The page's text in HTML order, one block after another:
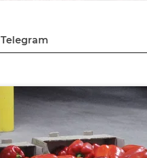
Telegram